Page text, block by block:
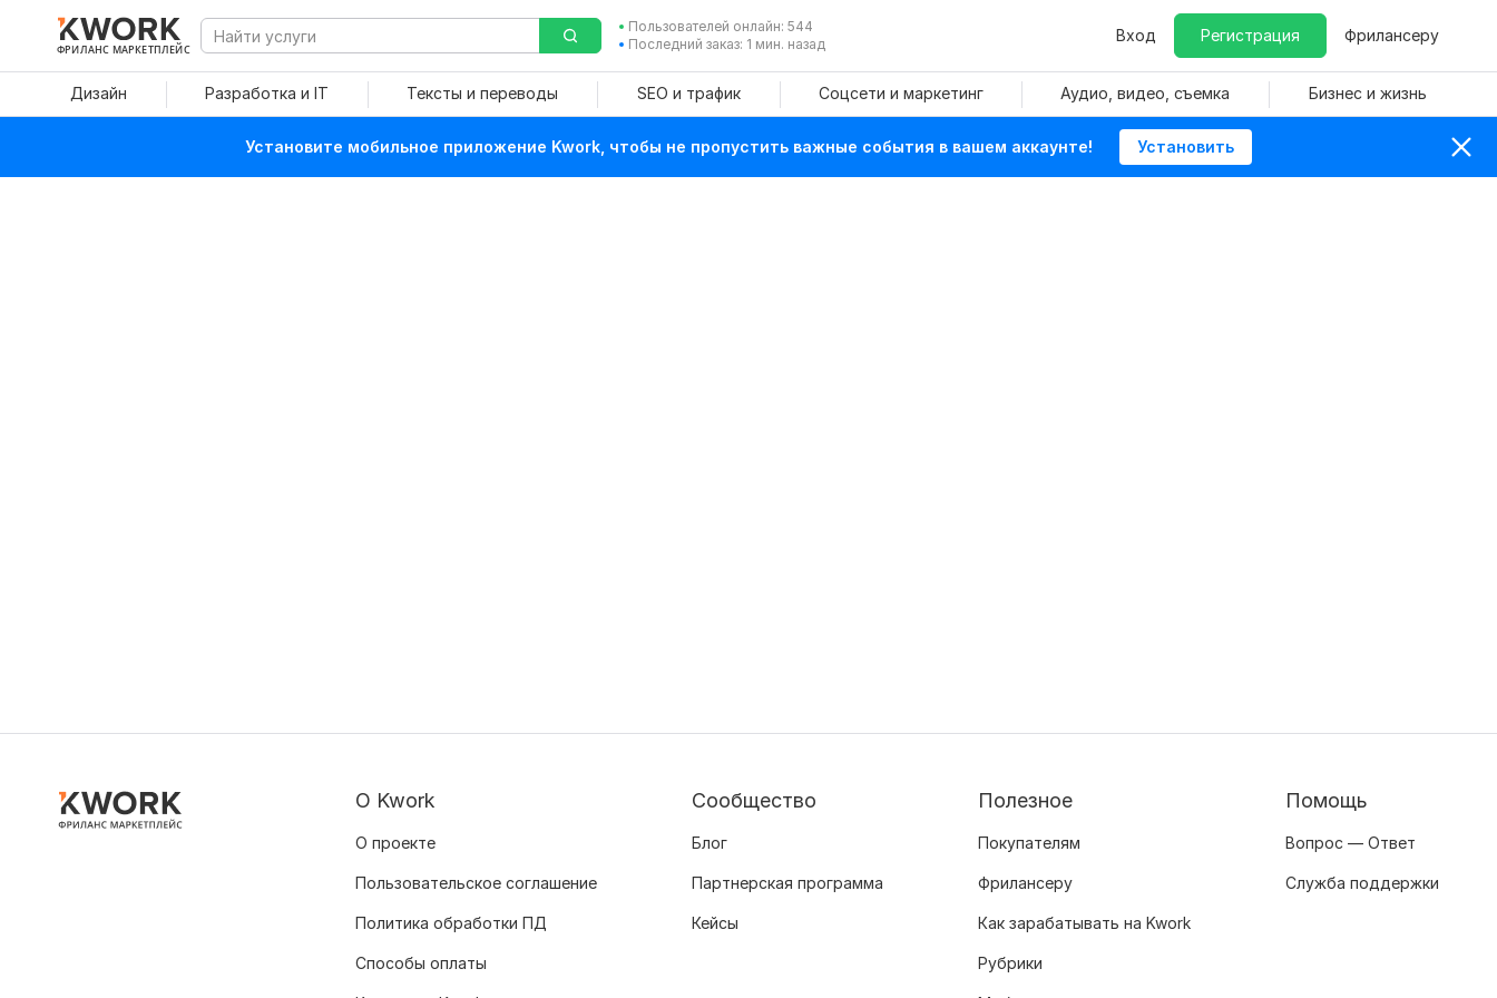
ФРИЛАНС МАРКЕТПЛЕЙС
Пользователей онлайн: 544
Последний заказ: 1 мин. назад
Вход Регистрация Фрилансеру
Дизайн Разработка и IT Тексты и переводы SEO и трафик Соцсети и маркетинг Аудио, видео, съемка Бизнес и жизнь
Установите мобильное приложение Kwork, чтобы не пропустить важные события в вашем аккаунте! Установить
О Kwork
О проекте
Пользовательское соглашение
Политика обработки ПД
Способы оплаты
Сообщество
Блог
Партнерская программа
Кейсы
Полезное
Покупателям
Фрилансеру
Как зарабатывать на Kwork
Рубрики
Помощь
Вопрос — Ответ
Служба поддержки